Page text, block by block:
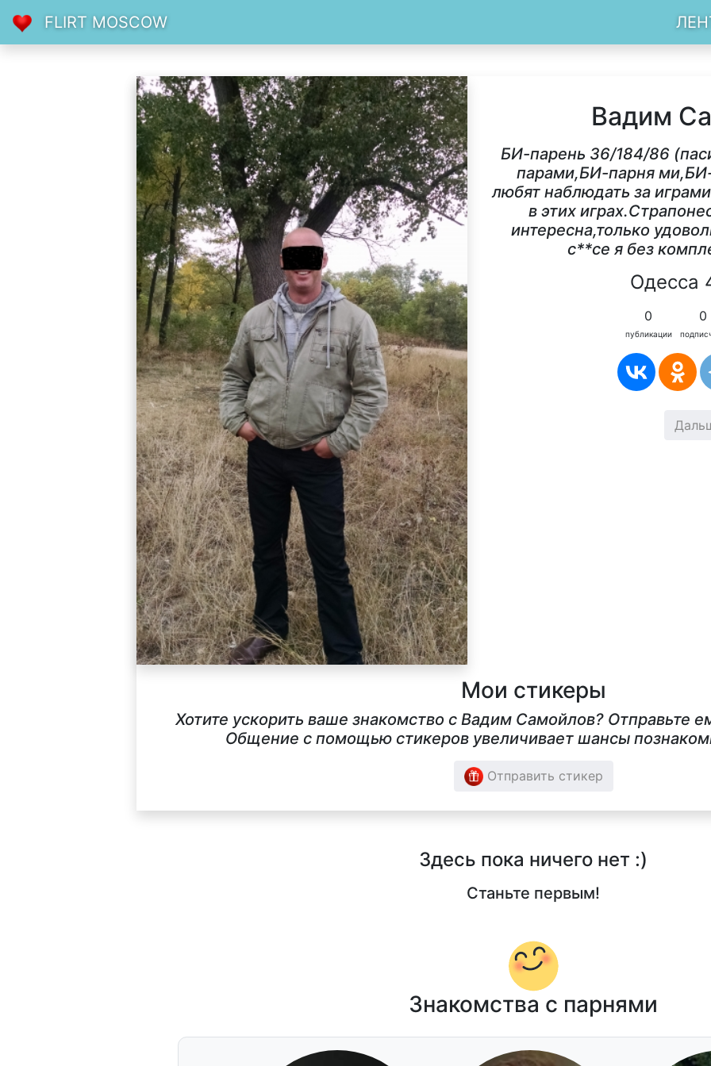
FLIRT MOSCOW
Вадим
БИ-парень 36/184/86
парами,БИ-парня
любят наблюдать за
в этих
интересна,только
c**cе я без
Одесса
0
публикации
0
Мои стикеры
Хотите ускорить ваше знакомство с Вадим Самойлов? Отправьте
Общение с помощью стикеров увеличивает шансы
Отправить стикер
Здесь пока ничего нет :)
Станьте первым!
Знакомства с парнями